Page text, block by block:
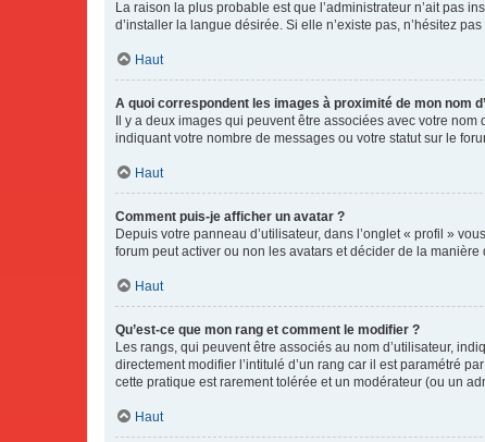
La raison la plus probable est que l’administrateur n’ait pas
d’installer la langue désirée. Si elle n’existe pas, n’hésitez
Haut
A quoi correspondent les images à proximité de mon nom
Il y a deux images qui peuvent être associées avec votre
indiquant votre nombre de messages ou votre statut sur le
Haut
Comment puis-je afficher un avatar ?
Depuis votre panneau d’utilisateur, dans l’onglet « profil »
forum peut activer ou non les avatars et décider de la
Haut
Qu’est-ce que mon rang et comment le modifier ?
Les rangs, qui peuvent être associés au nom d’utilisateur,
directement modifier l’intitulé d’un rang car il est paramétré
cette pratique est rarement tolérée et un modérateur (ou un
Haut